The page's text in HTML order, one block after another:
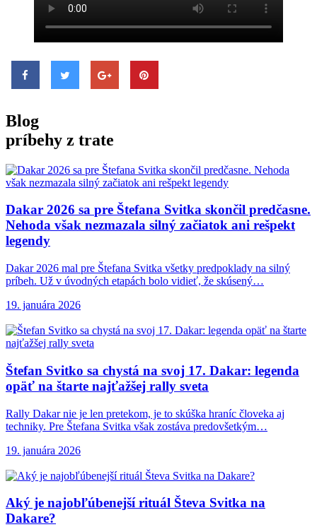
Blog
príbehy z trate
Dakar 2026 sa pre Štefana Svitka skončil predčasne.
Nehoda však nezmazala silný začiatok ani rešpekt
legendy
Dakar 2026 mal pre Štefana Svitka všetky predpoklady na silný
príbeh. Už v úvodných etapách bolo vidieť, že skúsený…
19. januára 2026
Štefan Svitko sa chystá na svoj 17. Dakar: legenda
opäť na štarte najťažšej rally sveta
Rally Dakar nie je len pretekom, je to skúška hraníc človeka aj
techniky. Pre Štefana Svitka však zostáva predovšetkým…
19. januára 2026
Aký je najobľúbenejšírituál Števa Svitka na
Dakare?